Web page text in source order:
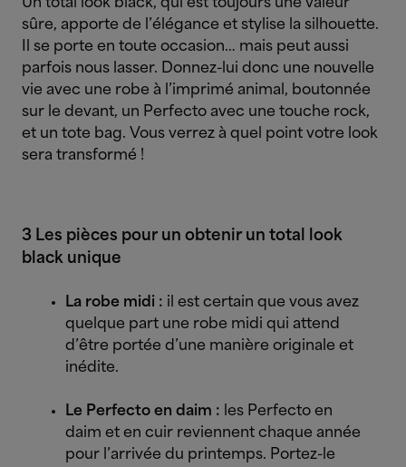
sûre, apporte de l’élégance et stylise la silhouette.
Il se porte en toute occasion… mais peut aussi
parfois nous lasser. Donnez-lui donc une nouvelle
vie avec une robe à l’imprimé animal, boutonnée
sur le devant, un Perfecto avec une touche rock,
et un tote bag. Vous verrez à quel point votre look
sera transformé !
3 Les pièces pour un obtenir un total look
black unique
La robe midi : il est certain que vous avez
quelque part une robe midi qui attend
d’être portée d’une manière originale et
inédite.
Le Perfecto en daim : les Perfecto en
daim et en cuir reviennent chaque année
pour l’arrivée du printemps. Portez-le